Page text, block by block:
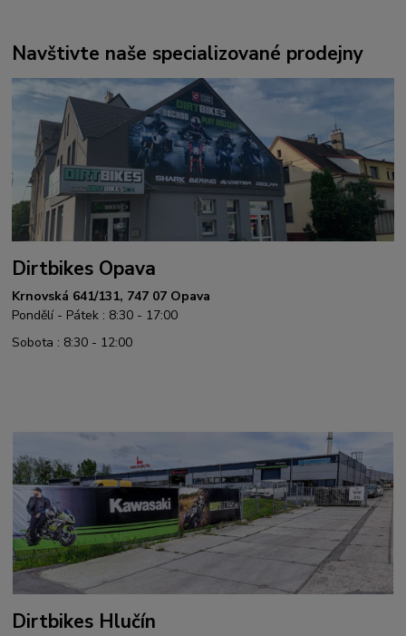
Navštivte naše specializované prodejny
Dirtbikes Opava
Krnovská 641/131, 747 07 Opava
Pondělí - Pátek : 8:30 - 17:00
Sobota : 8:30 - 12:00
Dirtbikes Hlučín